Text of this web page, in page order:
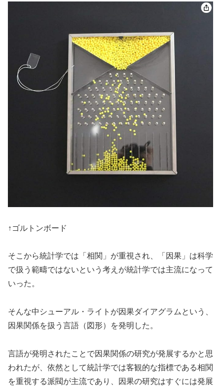
↑ゴルトンボード
そこから統計学では「相関」が重視され、「因果」は科学
で扱う範疇ではないという考えが統計学では主流になって
いった。
そんな中シューアル・ライトが因果ダイアグラムという、
因果関係を扱う言語（図形）を発明した。
言語が発明されたことで因果関係の研究が発展するかと思
われたが、依然として統計学では客観的な指標である相関
を重視する派閥が主流であり、因果の研究はすぐには発展